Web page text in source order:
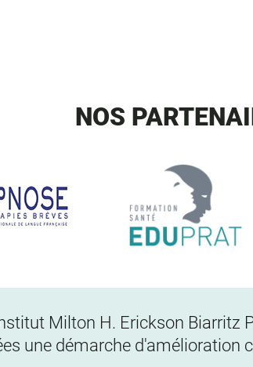
NOS
Milton H. Erickson
une démarche d'amélioration